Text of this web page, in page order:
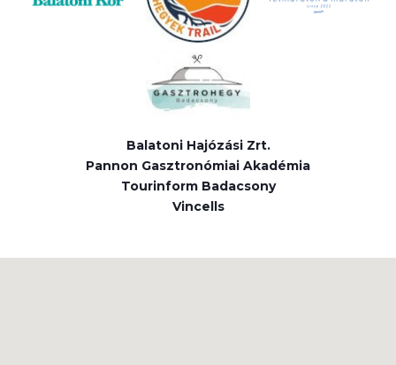
Balatoni Hajózási Zrt.
Pannon Gasztronómiai Akadémia
Tourinform Badacsony
Vincells